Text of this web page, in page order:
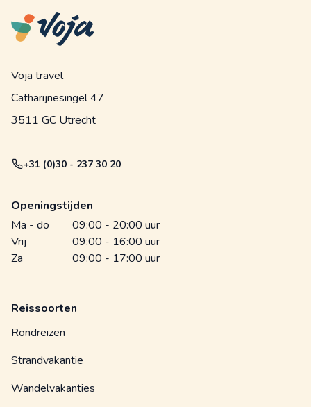
Voja travel
Catharijnesingel 47
3511 GC Utrecht
+31 (0)30 - 237 30 20
Openingstijden
Ma - do
09:00 - 20:00 uur
Vrij
09:00 - 16:00 uur
Za
09:00 - 17:00 uur
Reissoorten
Rondreizen
Strandvakantie
Wandelvakanties